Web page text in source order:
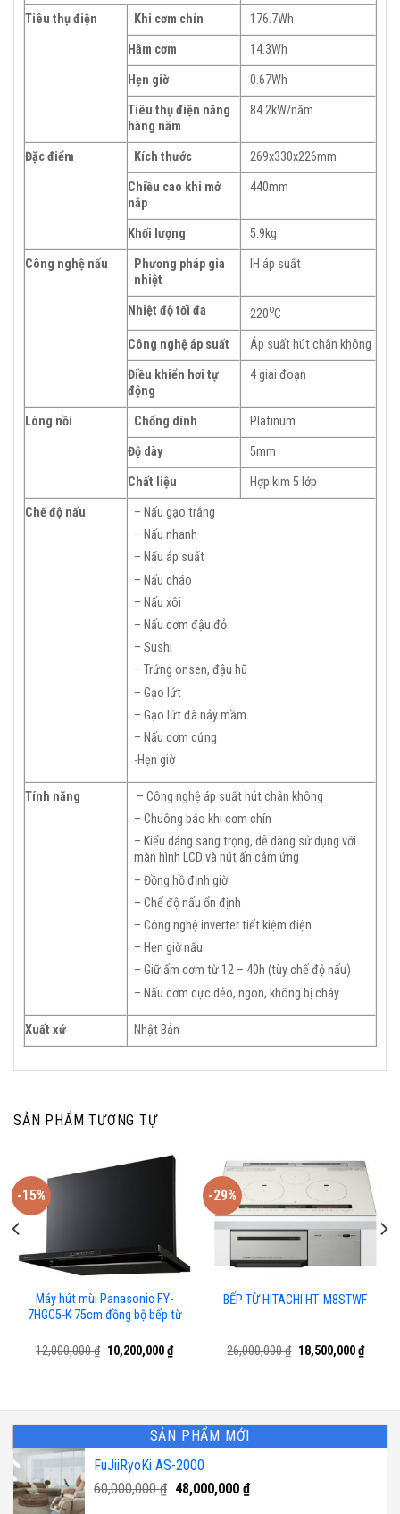
Tiêu thụ điện Khi cơm chín
176.7Wh
Hâm cơm
14.3Wh
Hẹn giờ
0.67Wh
Tiêu thụ điện năng
hàng năm
84.2kW/năm
Đặc điểm Kích thước
269x330x226mm
Chiều cao khi mở
nắp
440mm
Khối lượng
5.9kg
Công nghệ nấu
Phương pháp gia
nhiệt
IH áp suất
Nhiệt độ tối đa 220oC
Công nghệ áp suất
Áp suất hút chân không
Điều khiển hơi tự
động
4 giai đoạn
Lòng nồi Chống dính
Platinum
Độ dày
5mm
Chất liệu
Hợp kim 5 lớp
Chế độ nấu
– Nấu gạo trắng
– Nấu nhanh
– Nấu áp suất
– Nấu cháo
– Nấu xôi
– Nấu cơm đậu đỏ
– Sushi
– Trứng onsen, đậu hũ
– Gạo lứt
– Gạo lứt đã nảy mầm
– Nấu cơm cứng
-Hẹn giờ
Tính năng
– Công nghệ áp suất hút chân không
– Chuông báo khi cơm chín
– Kiểu dáng sang trọng, dễ dàng sử dụng với
màn hình LCD và nút ấn cảm ứng
– Đồng hồ định giờ
– Chế độ nấu ổn định
– Công nghệ inverter tiết kiệm điện
– Hẹn giờ nấu
– Giữ ấm cơm từ 12 – 40h (tùy chế độ nấu)
– Nấu cơm cực dẻo, ngon, không bị cháy.
Xuất xứ Nhật Bản
SẢN PHẨM TƯƠNG TỰ
-15%
Máy hút mùi Panasonic FY-
7HGC5-K 75cm đồng bộ bếp từ
12,000,000₫ Giá
gốc
10,200,000₫Giá
hiện
-29%
BẾP TỪ HITACHI HT- M8STWF
26,000,000₫ Giá
gốc
18,500,000₫Giá
hiện
SẢN PHẨM MỚI
FuJiiRyoKi AS-2000
60,000,000₫ Giá
48,000,000 ₫Giá